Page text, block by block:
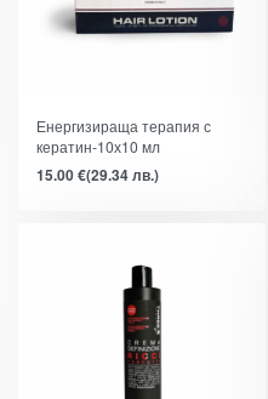
Енергизираща терапия с
кератин-10х10 мл
15.00€(29.34 лв.)